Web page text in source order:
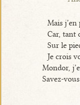
Mais j’en
Car, tant
Sur le
Je crois
Mondor,
Savez-